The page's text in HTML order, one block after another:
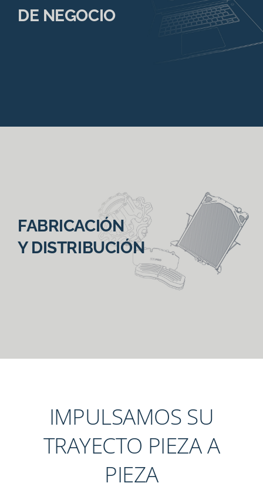
DE NEGOCIO
FABRICACIÓN
Y DISTRIBUCIÓN
IMPULSAMOS SU
TRAYECTO PIEZA A
PIEZA